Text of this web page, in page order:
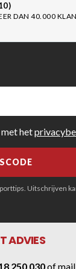
DAN 40.000
het
Uitschrijven
ADVIES
250 030of